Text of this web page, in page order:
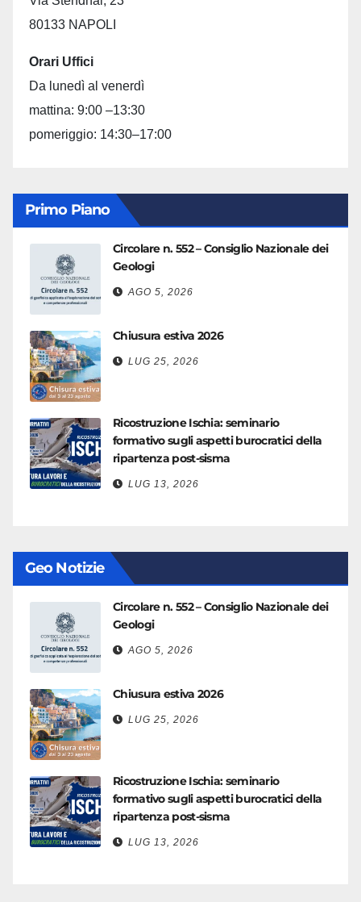
80133 NAPOLI
Orari Uffici
Da lunedì al venerdì
mattina: 9:00 –13:30
pomeriggio: 14:30–17:00
Primo Piano
Circolare n. 552 – Consiglio Nazionale dei
Geologi
AGO 5, 2026
Chiusura estiva 2026
LUG 25, 2026
Ricostruzione Ischia: seminario
formativo sugli aspetti burocratici della
ripartenza post-sisma
LUG 13, 2026
Geo Notizie
Circolare n. 552 – Consiglio Nazionale dei
Geologi
AGO 5, 2026
Chiusura estiva 2026
LUG 25, 2026
Ricostruzione Ischia: seminario
formativo sugli aspetti burocratici della
ripartenza post-sisma
LUG 13, 2026